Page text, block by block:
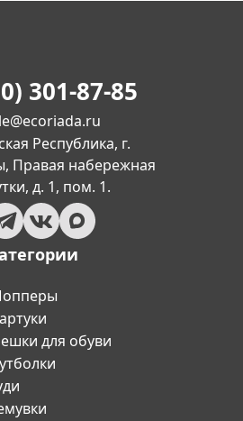
301-87-85
Республика, г.
Правая набережная
д. 1, пом. 1.
для обуви